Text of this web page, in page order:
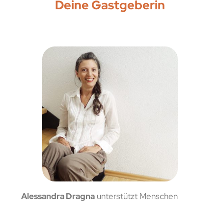
Deine Gastgeberin
Alessandra Dragnaunterstützt Menschen